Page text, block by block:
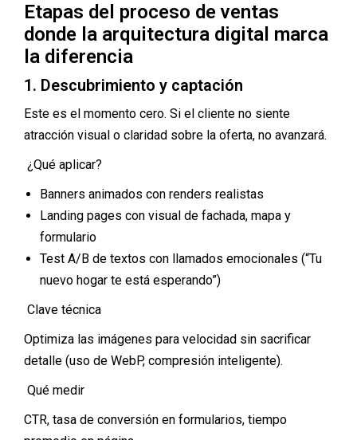
Etapas del proceso de ventas
donde la arquitectura digital marca
la diferencia
1. Descubrimiento y captación
Este es el momento cero. Si el cliente no siente
atracción visual o claridad sobre la oferta, no avanzará.
¿Qué aplicar?
Banners animados con renders realistas
Landing pages con visual de fachada, mapa y
formulario
Test A/B de textos con llamados emocionales (“Tu
nuevo hogar te está esperando”)
Clave técnica
Optimiza las imágenes para velocidad sin sacrificar
detalle (uso de WebP, compresión inteligente).
Qué medir
CTR, tasa de conversión en formularios, tiempo